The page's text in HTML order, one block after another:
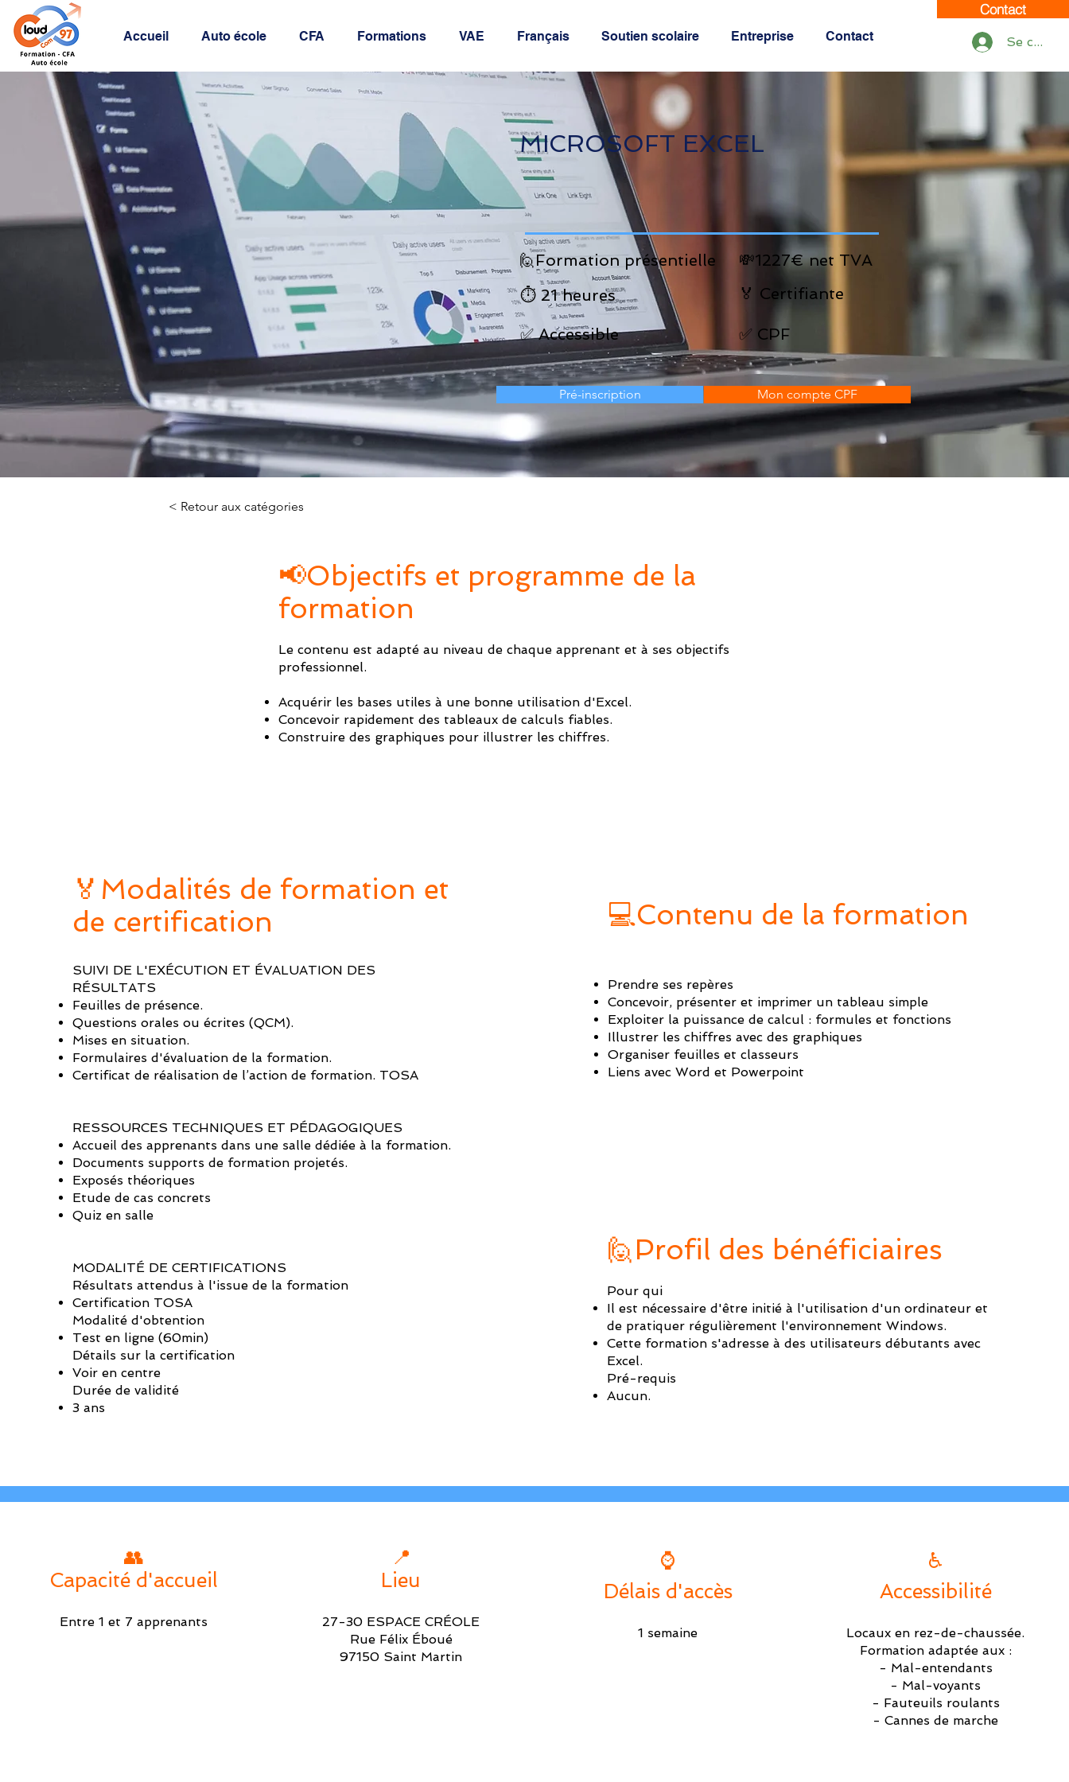
Accueil Auto école CFA Formations VAE Français Soutien scolaire Entreprise Contact Se
Contact
MICROSOFT EXCEL
🙋Formation présentielle
⏱️ 21 heures
✅ Accessible
💸1227€ net TVA
🏅 Certifiante
✅ CPF
Pré-inscription Mon compte CPF
< Retour aux catégories
📢Objectifs et programme de la
formation
Le contenu est adapté au niveau de chaque apprenant et à ses objectifs
professionnel.
Acquérir les bases utiles à une bonne utilisation d'Excel.
Concevoir rapidement des tableaux de calculs fiables.
Construire des graphiques pour illustrer les chiffres.
🏅Modalités de formation et
de certification
SUIVI DE L'EXÉCUTION ET ÉVALUATION DES
RÉSULTATS
Feuilles de présence.
Questions orales ou écrites (QCM).
Mises en situation.
Formulaires d'évaluation de la formation.
Certificat de réalisation de l’action de formation. TOSA
RESSOURCES TECHNIQUES ET PÉDAGOGIQUES
Accueil des apprenants dans une salle dédiée à la formation.
Documents supports de formation projetés.
Exposés théoriques
Etude de cas concrets
Quiz en salle
MODALITÉ DE CERTIFICATIONS
Résultats attendus à l'issue de la formation
Certification TOSA
Modalité d'obtention
Test en ligne (60min)
Détails sur la certification
Voir en centre
Durée de validité
3 ans
💻Contenu de la formation
Prendre ses repères
Concevoir, présenter et imprimer un tableau simple
Exploiter la puissance de calcul : formules et fonctions
Illustrer les chiffres avec des graphiques
Organiser feuilles et classeurs
Liens avec Word et Powerpoint
🙋Profil des bénéficiaires
Pour qui
Il est nécessaire d'être initié à l'utilisation d'un ordinateur et
de pratiquer régulièrement l'environnement Windows.
Cette formation s'adresse à des utilisateurs débutants avec
Excel.
Pré-requis
Aucun.
👥
Capacité d'accueil
Entre 1 et 7 apprenants
📍
Lieu
27-30 ESPACE CRÉOLE
Rue Félix Éboué
97150 Saint Martin
⌚
Délais d'accès
1 semaine
♿
Accessibilité
Locaux en rez-de-chaussée.
Formation adaptée aux :
- Mal-entendants
- Mal-voyants
- Fauteuils roulants
- Cannes de marche